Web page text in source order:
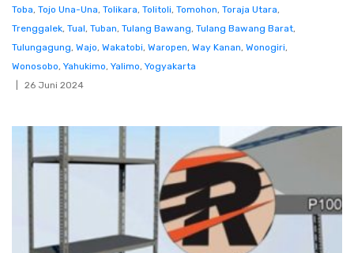
Toba, Tojo Una-Una, Tolikara, Tolitoli, Tomohon, Toraja Utara,
Trenggalek, Tual, Tuban, Tulang Bawang, Tulang Bawang Barat,
Tulungagung, Wajo, Wakatobi, Waropen, Way Kanan, Wonogiri,
Wonosobo, Yahukimo, Yalimo, Yogyakarta
26 Juni 2024